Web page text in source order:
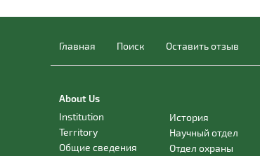
Главная Поиск Оставить отзыв
About Us
Institution
Territory
Общие сведения
История
Научный отдел
Отдел охраны